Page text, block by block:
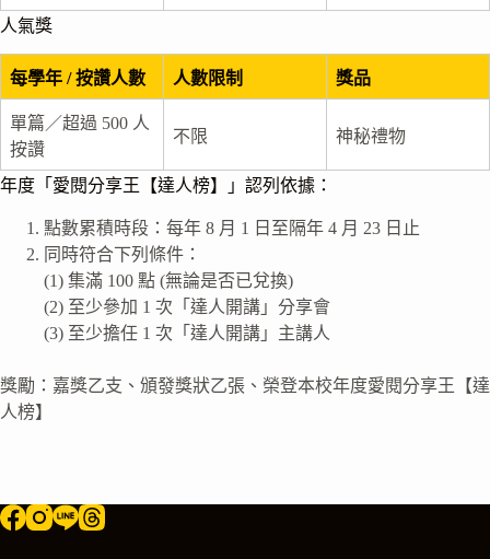
人氣獎
每學年 / 按讚人數 人數限制 獎品
單篇／超過 500 人
按讚
不限 神秘禮物
年度「愛閱分享王【達人榜】」認列依據：
點數累積時段：每年 8 月 1 日至隔年 4 月 23 日止
同時符合下列條件：
(1) 集滿 100 點 (無論是否已兌換)
(2) 至少參加 1 次「達人開講」分享會
(3) 至少擔任 1 次「達人開講」主講人
獎勵：嘉獎乙支、頒發獎狀乙張、榮登本校年度愛閱分享王【達
人榜】